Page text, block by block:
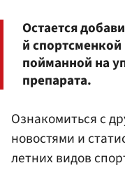
Остается
й
пойманной на
препарата.
Ознакомиться с
новостями и
летних видов